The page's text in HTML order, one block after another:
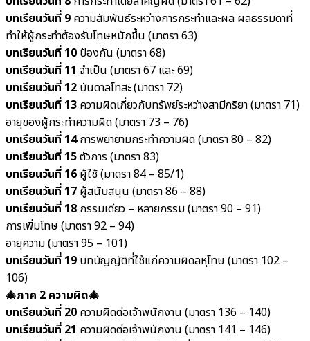
บทเรียนวันที่ 9 ความสัมพันธ์ระหว่างการกระทำและผล ผลธรรมดาที่
ทำให้ผู้กระทำต้องรับโทษหนักขึ้น (มาตรา 63)
บทเรียนวันที่ 10 ป้องกัน (มาตรา 68)
บทเรียนวันที่ 11 จำเป็น (มาตรา 67 และ 69)
บทเรียนวันที่ 12 บันดาลโทสะ (มาตรา 72)
บทเรียนวันที่ 13 ความผิดเกี่ยวกับทรัพย์ระหว่างสามีภริยา (มาตรา 71)
อายุของผู้กระทำความผิด (มาตรา 73 – 76)
บทเรียนวันที่ 14การพยายามกระทำความผิด (มาตรา 80 – 82)
บทเรียนวันที่ 15ตัวการ (มาตรา 83)
บทเรียนวันที่ 16 ผู้ใช้ (มาตรา 84 – 85/1)
บทเรียนวันที่ 17 ผู้สนับสนุน (มาตรา 86 – 88)
บทเรียนวันที่ 18 กรรมเดียว – หลายกรรม (มาตรา 90 – 91)
การเพิ่มโทษ (มาตรา 92 – 94)
อายุความ (มาตรา 95 – 101)
บทเรียนวันที่ 19 บทบัญญัติที่ใช้แก่ความผิดลหุโทษ (มาตรา 102 –
106)
🎄ภาค 2 ความผิด🎄
บทเรียนวันที่ 20 ความผิดต่อเจ้าพนักงาน (มาตรา 136 – 140)
บทเรียนวันที่ 21 ความผิดต่อเจ้าพนักงาน (มาตรา 141 – 146)